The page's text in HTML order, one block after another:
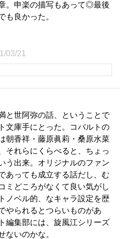
。申楽の描写もあって◎最後
も良かった。
03/21
と世阿弥の話、ということで
文庫手にとった。コバルトの
朝香祥・藤原眞莉・桑原水菜
それらにくらべると、ちょっ
う出来。オリジナルのファン
あっても成立する話だし、む
ミどころがなくて良い気がし
ノベル的、なキャラ設定を歴
やられるとつらいものがあ
編集部には、旋風江シリーズ
ないのかな。